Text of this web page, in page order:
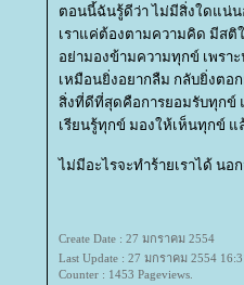
ตอนนี้ฉันรู้ดีว่า ไม่มีสิ่งใดแน่
เราแค่ต้องตามความคิด มีสติ
อย่ามองข้ามความทุกข์ เพรา
เหมือนยิ่งอยากลืม กลับยิ่งตอ
สิ่งที่ดีที่สุดคือการยอมรับทุกข์
เรียนรู้ทุกข์ มองให้เห็นทุกข์ แ
ไม่มีอะไรจะทำร้ายเราได้ นอก
Create Date : 27 มกราคม 2554
Last Update : 27 มกราคม 2554
Counter : 1453 Pageviews.